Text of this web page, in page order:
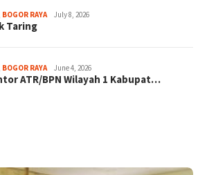
BOGOR RAYA July 8, 2026
Taring
BOGOR RAYA June 4, 2026
ATR/BPN Wilayah 1 Kabupat…